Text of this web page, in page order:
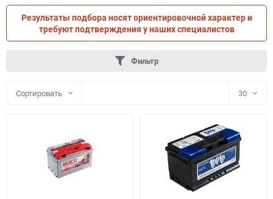
ПО ТРАНСПОРТУ ПО ПАРАМЕТРАМ
Результаты подбора носят ориентировочной характер и
требуют подтверждения у наших специалистов
Фильтр
Сортировать 30
30
60
90